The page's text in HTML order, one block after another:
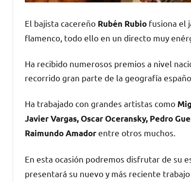
El bajista cacereño Rubén Rubio fusiona el
flamenco, todo ello en un directo muy
Ha recibido numerosos premios a nivel
recorrido gran parte de la geografía
Ha trabajado con grandes artistas como
Javier Vargas, Oscar Oceransky, Pedro
Raimundo Amadorentre otros muchos.
En esta ocasión podremos disfrutar de su
presentará su nuevo y más reciente